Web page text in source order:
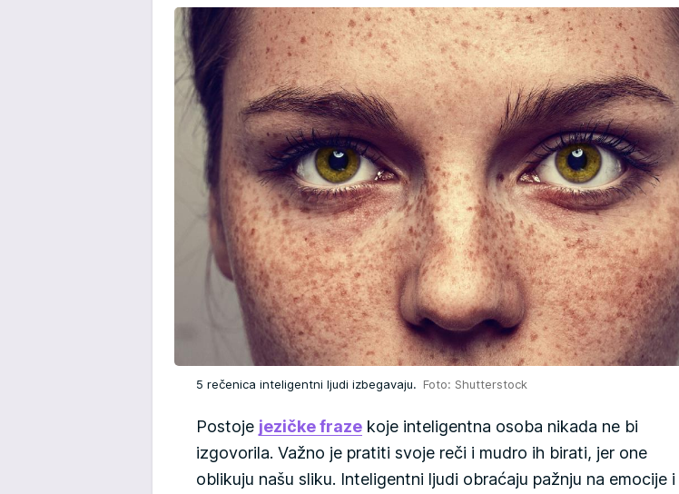
5 rečenica inteligentni ljudi izbegavaju. Foto: Shutterstock
Postoje jezičke fraze koje inteligentna osoba nikada ne bi
izgovorila. Važno je pratiti svoje reči i mudro ih birati, jer one
oblikuju našu sliku. Inteligentni ljudi obraćaju pažnju na emocije i